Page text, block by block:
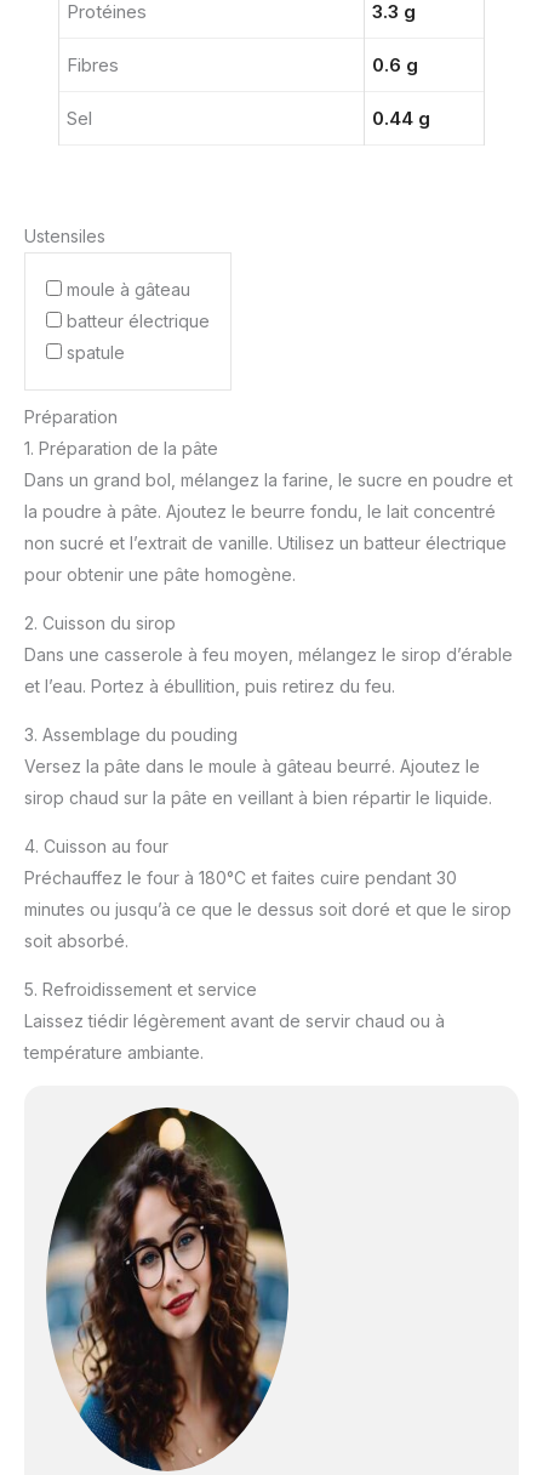
Protéines 3.3 g
Fibres 0.6 g
Sel 0.44 g
Ustensiles
moule à gâteau
batteur électrique
spatule
Préparation
1. Préparation de la pâte
Dans un grand bol, mélangez la farine, le sucre en poudre et
la poudre à pâte. Ajoutez le beurre fondu, le lait concentré
non sucré et l’extrait de vanille. Utilisez un batteur électrique
pour obtenir une pâte homogène.
2. Cuisson du sirop
Dans une casserole à feu moyen, mélangez le sirop d’érable
et l’eau. Portez à ébullition, puis retirez du feu.
3. Assemblage du pouding
Versez la pâte dans le moule à gâteau beurré. Ajoutez le
sirop chaud sur la pâte en veillant à bien répartir le liquide.
4. Cuisson au four
Préchauffez le four à 180°C et faites cuire pendant 30
minutes ou jusqu’à ce que le dessus soit doré et que le sirop
soit absorbé.
5. Refroidissement et service
Laissez tiédir légèrement avant de servir chaud ou à
température ambiante.